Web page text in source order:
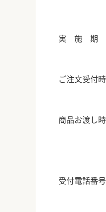
実 施
ご注文受
商品お渡
受付電話